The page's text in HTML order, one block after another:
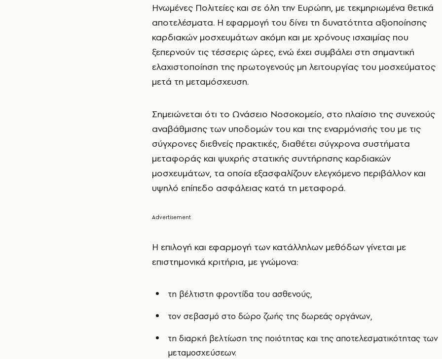
Ηνωμένες Πολιτείες και σε όλη την Ευρώπη, με τεκμηριωμένα θετικά
αποτελέσματα. Η εφαρμογή του δίνει τη δυνατότητα αξιοποίησης
καρδιακών μοσχευμάτων ακόμη και με χρόνους ισχαιμίας που
ξεπερνούν τις τέσσερις ώρες, ενώ έχει συμβάλει στη σημαντική
ελαχιστοποίηση της πρωτογενούς μη λειτουργίας του μοσχεύματος
μετά τη μεταμόσχευση.
Σημειώνεται ότι το Ωνάσειο Νοσοκομείο, στο πλαίσιο της συνεχούς
αναβάθμισης των υποδομών του και της εναρμόνισής του με τις
σύγχρονες διεθνείς πρακτικές, διαθέτει σύγχρονα συστήματα
μεταφοράς και ψυχρής στατικής συντήρησης καρδιακών
μοσχευμάτων, τα οποία εξασφαλίζουν ελεγχόμενο περιβάλλον και
υψηλό επίπεδο ασφάλειας κατά τη μεταφορά.
Η επιλογή και εφαρμογή των κατάλληλων μεθόδων γίνεται με
επιστημονικά κριτήρια, με γνώμονα:
τη βέλτιστη φροντίδα του ασθενούς,
τον σεβασμό στο δώρο ζωής της δωρεάς οργάνων,
τη διαρκή βελτίωση της ποιότητας και της αποτελεσματικότητας των
μεταμοσχεύσεων.